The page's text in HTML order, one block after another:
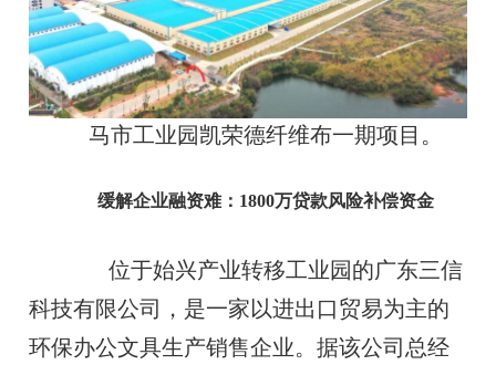
马市工业园凯荣德纤维布一期项目。
缓解企业融资难：1800万贷款风险补偿资金
位于始兴产业转移工业园的广东三信
科技有限公司，是一家以进出口贸易为主的
环保办公文具生产销售企业。据该公司总经